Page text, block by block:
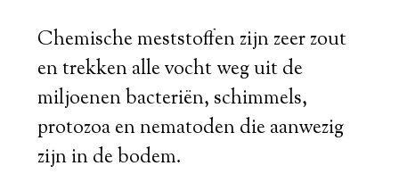
Chemische meststoffen zijn zeer zout
en trekken alle vocht weg uit de
miljoenen bacteriën, schimmels,
protozoa en nematoden die aanwezig
zijn in de bodem.